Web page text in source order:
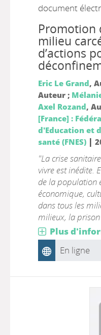
document
Promotion
milieu
d’actions
Eric Le Grand,
Auteur ;
Axel Rozand,
[France] :
d'Education et
santé (FNES)|
"La crise
vivre est inédite.
de la population
économique,
dans tous les
milieux, la prison
Plus
En ligne